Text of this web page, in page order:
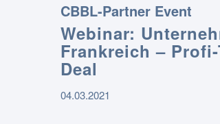
CBBL-Partner Event
Webinar:
Frankreich –
Deal
04.03.2021